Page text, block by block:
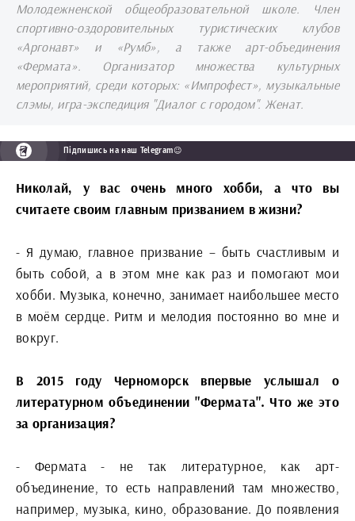
Молодежненской общеобразовательной школе. Член
спортивно-оздоровительных туристических клубов
«Аргонавт» и «Румб», а также арт-объединения
«Фермата». Организатор множества культурных
мероприятий, среди которых: «Импрофест», музыкальные
слэмы, игра-экспедиция "Диалог с городом". Женат.
Підпишись на наш Telegram😉
Николай, у вас очень много хобби, а что вы
считаете своим главным призванием в жизни?
- Я думаю, главное призвание – быть счастливым и
быть собой, а в этом мне как раз и помогают мои
хобби. Музыка, конечно, занимает наибольшее место
в моём сердце. Ритм и мелодия постоянно во мне и
вокруг.
В 2015 году Черноморск впервые услышал о
литературном объединении "Фермата". Что же это
за организация?
- Фермата - не так литературное, как арт-
объединение, то есть направлений там множество,
например, музыка, кино, образование. До появления